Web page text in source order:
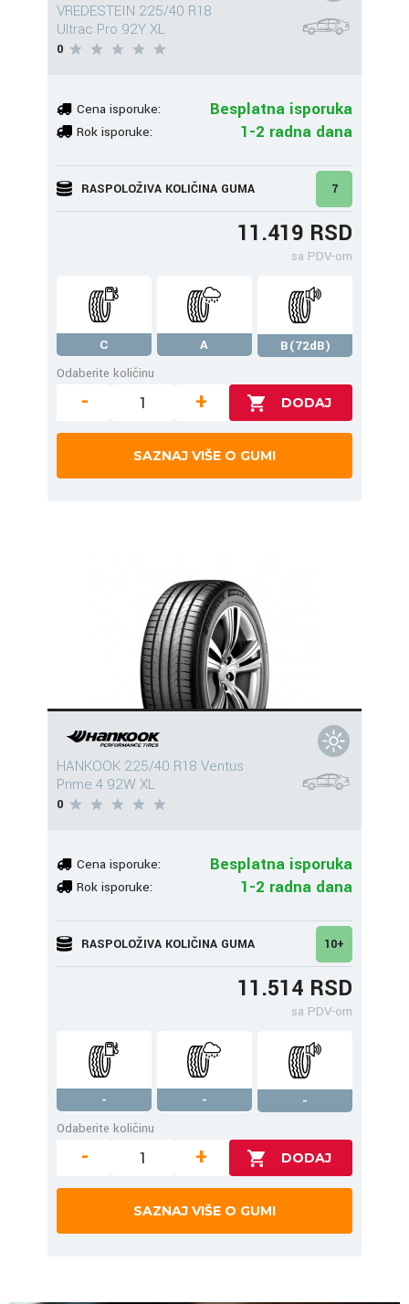
VREDESTEIN 225/40 R18
Ultrac Pro 92Y XL
0
Cena isporuke: Besplatna isporuka
Rok isporuke: 1-2 radna dana
RASPOLOŽIVA KOLIČINA GUMA 7
11.419 RSD
sa PDV-om
C A
B(72dB)
Odaberite količinu
- +
SAZNAJ VIŠE O GUMI
HANKOOK 225/40 R18 Ventus
Prime 4 92W XL
0
Cena isporuke: Besplatna isporuka
Rok isporuke: 1-2 radna dana
RASPOLOŽIVA KOLIČINA GUMA 10+
11.514 RSD
sa PDV-om
- -
-
Odaberite količinu
- +
SAZNAJ VIŠE O GUMI